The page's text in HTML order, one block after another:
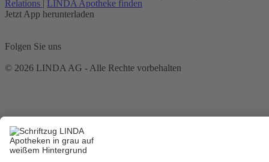
Relations | LINDA Apotheke finden
Jetzt App herunterladen
Folgen Sie uns
© 2026 LINDA AG - Alle Rechte vorbehalten